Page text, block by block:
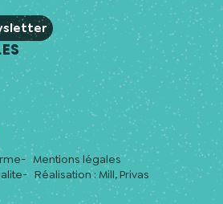
Mentions légales
Réalisation : Mill, Privas